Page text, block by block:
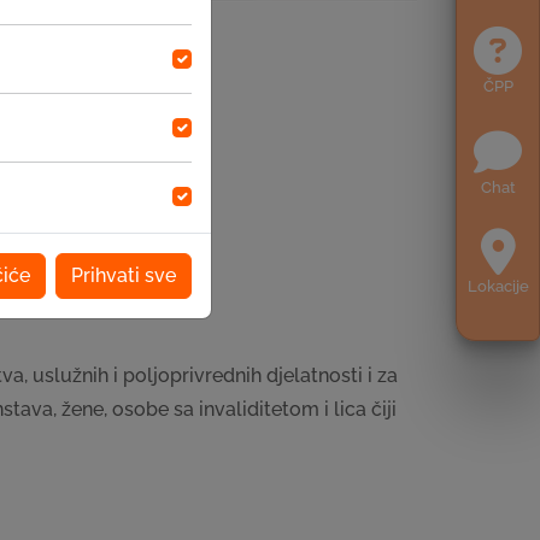
ČPP
Chat
Lokacije
Prihvati sve
uslužnih i poljoprivrednih djelatnosti i za
žene, osobe sa invaliditetom i lica čiji